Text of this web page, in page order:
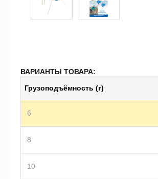
ВАРИАНТЫ ТОВАРА:
Грузоподъёмность (г)
6
8
10